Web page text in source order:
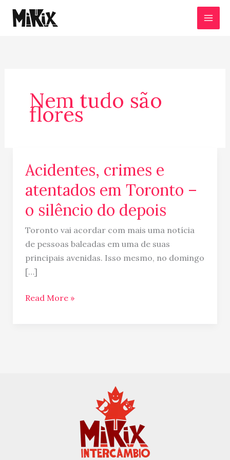
para
Nem tudo são
flores
Acidentes, crimes e
atentados em Toronto –
o silêncio do depois
Toronto vai acordar com mais uma notícia
de pessoas baleadas em uma de suas
principais avenidas. Isso mesmo, no domingo
[…]
Acidentes,
e
atentados
Toronto
–
o
silêncio
Read More »